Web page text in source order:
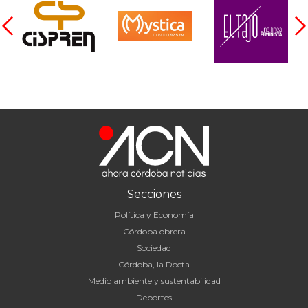
Secciones
Política y Economía
Córdoba obrera
Sociedad
Córdoba, la Docta
Medio ambiente y sustentabilidad
Deportes